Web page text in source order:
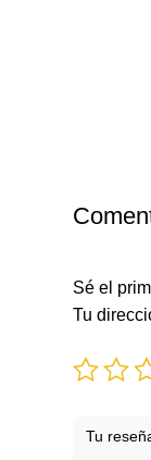
Sé el
Tu